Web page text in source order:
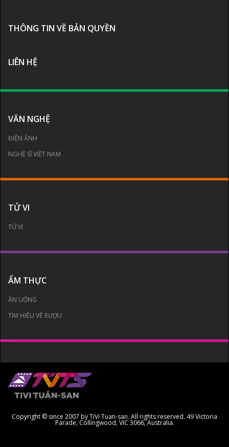
THÔNG TIN VỀ BẢN QUYỀN
LIÊN HỆ
VĂN NGHỆ
ĐIỆN ẢNH
NGHỆ SĨ VIỆT NAM
TỬ VI
TỬ VI
ẨM THỰC
ĂN UỐNG
TÌM HIỂU VỀ RƯỢU
Copyright © since 2007 by TiVi Tuan-san. All rights reserved. 49 Victoria
Parade, Collingwood, VIC 3066, Australia.